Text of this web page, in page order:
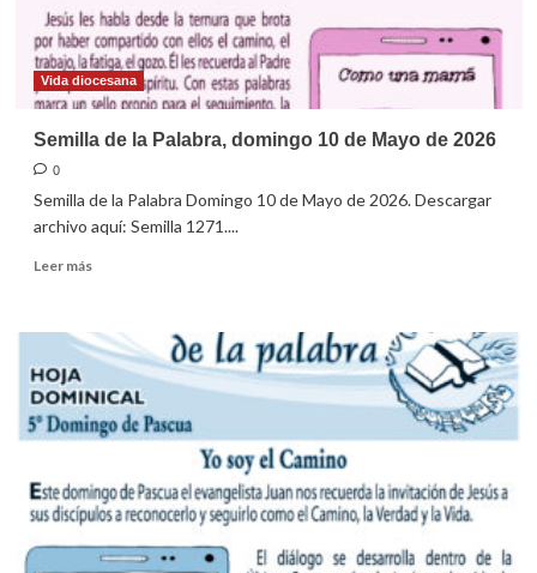
2026
Vida diocesana
Semilla de la Palabra, domingo 10 de Mayo de 2026
0
Semilla de la Palabra Domingo 10 de Mayo de 2026. Descargar
archivo aquí: Semilla 1271....
Leer másLeer
Semilla
de
Palabra,
domingo
10
Mayo
de